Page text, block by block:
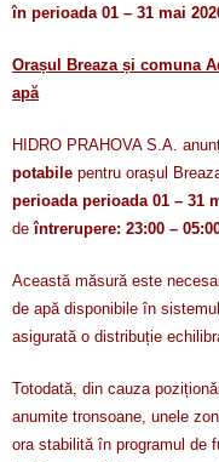
în perioada 01 – 31 mai
Orașul Breaza și comuna
apă
HIDRO PRAHOVA S.A.
potabile pentru orașul
perioada perioada 01 – 31
deîntrerupere: 23:00 –
Această măsură este
de apă disponibile în
asigurată o distribuție
Totodată, din cauza
anumite tronsoane, unele
ora stabilită în programul de